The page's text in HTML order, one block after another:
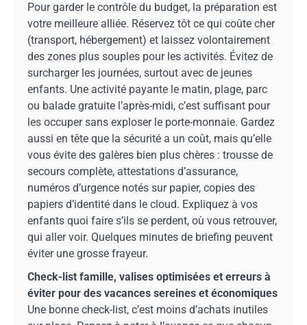
Pour garder le contrôle du budget, la préparation est
votre meilleure alliée. Réservez tôt ce qui coûte cher
(transport, hébergement) et laissez volontairement
des zones plus souples pour les activités. Évitez de
surcharger les journées, surtout avec de jeunes
enfants. Une activité payante le matin, plage, parc
ou balade gratuite l’après-midi, c’est suffisant pour
les occuper sans exploser le porte-monnaie. Gardez
aussi en tête que la sécurité a un coût, mais qu’elle
vous évite des galères bien plus chères : trousse de
secours complète, attestations d’assurance,
numéros d’urgence notés sur papier, copies des
papiers d’identité dans le cloud. Expliquez à vos
enfants quoi faire s’ils se perdent, où vous retrouver,
qui aller voir. Quelques minutes de briefing peuvent
éviter une grosse frayeur.
Check-list famille, valises optimisées et erreurs à
éviter pour des vacances sereines et économiques
Une bonne check-list, c’est moins d’achats inutiles